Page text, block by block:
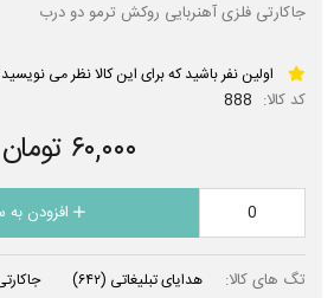
جاکارتی فلزی آهنربایی روکش ترمو دو درب
اولین نفر باشید که برای این کالا نظر می
کد کالا: 888
۶۰,۰۰۰ تومان
افزودن
تگ های کالا: هدایای تبلیغاتی (۶۴۲)